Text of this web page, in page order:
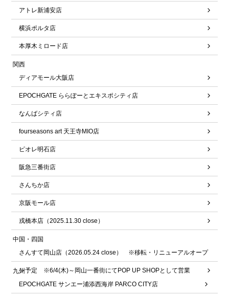
アトレ新浦安店
横浜ポルタ店
本厚木ミロード店
関西
ディアモール大阪店
EPOCHGATE ららぽーとエキスポシティ店
なんばシティ店
fourseasons art 天王寺MIO店
ピオレ明石店
阪急三番街店
さんちか店
京阪モール店
戎橋本店（2025.11.30 close）
中国・四国
さんすて岡山店（2026.05.24 close） ※移転・リニューアルオープ
ン予定 ※6/4(木)～岡山一番街にてPOP UP SHOPとして営業
九州
EPOCHGATE サンエー浦添西海岸 PARCO CITY店